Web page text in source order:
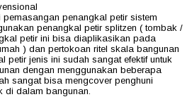
pemasangan penangkal petir sistem
penangkal petir splitzen ( tombak /
petir ini bisa diaplikasikan pada
) dan pertokoan ritel skala bangunan
petir jenis ini sudah sangat efektif untuk
dengan menggunakan beberapa
sangat bisa mengcover penghuni
di dalam bangunan.